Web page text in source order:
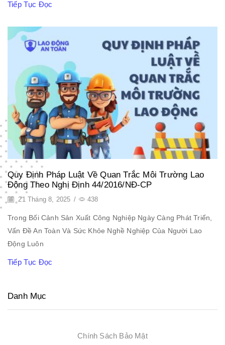
Tiếp Tục Đọc
Quy Định Pháp Luật Về Quan Trắc Môi Trường Lao
Động Theo Nghị Định 44/2016/NĐ-CP
21 Tháng 8, 2025 / 438
Trong Bối Cảnh Sản Xuất Công Nghiệp Ngày Càng Phát Triển,
Vấn Đề An Toàn Và Sức Khỏe Nghề Nghiệp Của Người Lao
Động Luôn
Tiếp Tục Đọc
Danh Mục
Chính Sách Bảo Mật